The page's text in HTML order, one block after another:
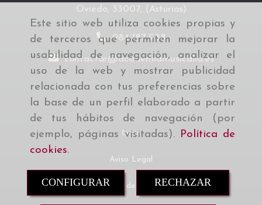
Este sitio web utiliza cookies propias y
de terceros que permiten mejorar la
usabilidad de navegación, analizar el
uso de la web y mostrar publicidad
relacionada con tus preferencias sobre
la base de un perfil elaborado a partir
de tus hábitos de navegación (por
ejemplo, páginas visitadas). Política de
cookies.
CONFIGURAR RECHAZAR
Oviedo, 33007, (Asturias)
984 187 988
contactar academiamusicalia.es
Inicio
Aviso Legal
Política de cookies